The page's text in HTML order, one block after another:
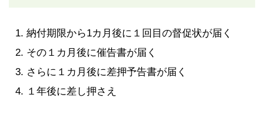
納付期限から1カ月後に１回目の督促状が届く
その１カ月後に催告書が届く
さらに１カ月後に差押予告書が届く
１年後に差し押さえ